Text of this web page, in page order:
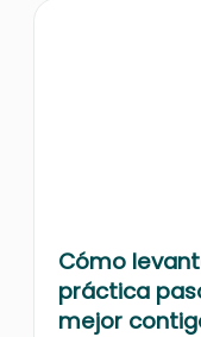
Cómo
práctica
mejor